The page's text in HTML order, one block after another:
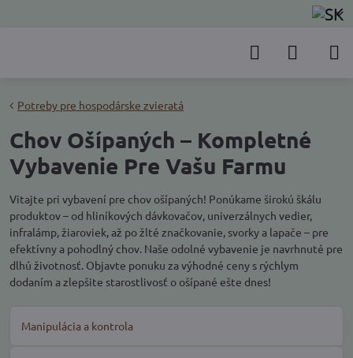
Potreby pre hospodárske zvieratá
Chov Ošípaných – Kompletné
Vybavenie Pre Vašu Farmu
Vitajte pri vybavení pre chov ošípaných! Ponúkame širokú škálu
produktov – od hliníkových dávkovačov, univerzálnych vedier,
infralámp, žiaroviek, až po žlté značkovanie, svorky a lapače – pre
efektívny a pohodlný chov. Naše odolné vybavenie je navrhnuté pre
dlhú životnosť. Objavte ponuku za výhodné ceny s rýchlym
dodaním a zlepšite starostlivosť o ošípané ešte dnes!
Manipulácia a kontrola